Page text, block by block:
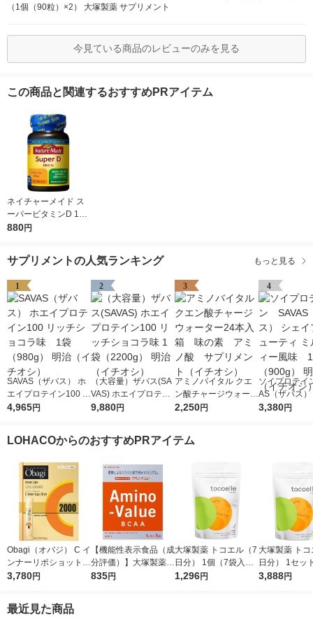
（1個（90粒）×2） 大塚製薬 サプリメント
今見ている商品のレビューのみを見る
この商品と関連するおすすめPRアイテム
ネイチャーメイド ス
ーパービタミンD 100
0IU（90日分） 1個
880円
サプリメントの人気ランキング もっと見る
1
SAVAS（ザバス） ホ
エイプロテイン100 リ
ッチショコラ味 1袋
4,965円
2
（大容量）ザバス(SA
VAS) ホエイプロテイ
ン100 リッチショコラ
9,880円
3
アミノバイタル クエ
ン酸チャージウォータ
ー24本入箱 味の
2,250円
4
ソイプロテ
AS（ザバス
プ＆ビューテ
3,380円
LOHACOからのおすすめPRアイテム
Obagi（オバジ） C イ
ンナーリポショット 7
0g×28本入 ロート製
3,780円
【機能性表示食品（成
分評価）】大塚製薬
アミノバリュー パウ
835円
大塚製薬 トコエル（7
日分） 1個（7袋入）
サプリメント エクオ
1,296円
大塚製薬 ト
日分） 1セッ
（7袋入）×3
3,888円
最近見た商品